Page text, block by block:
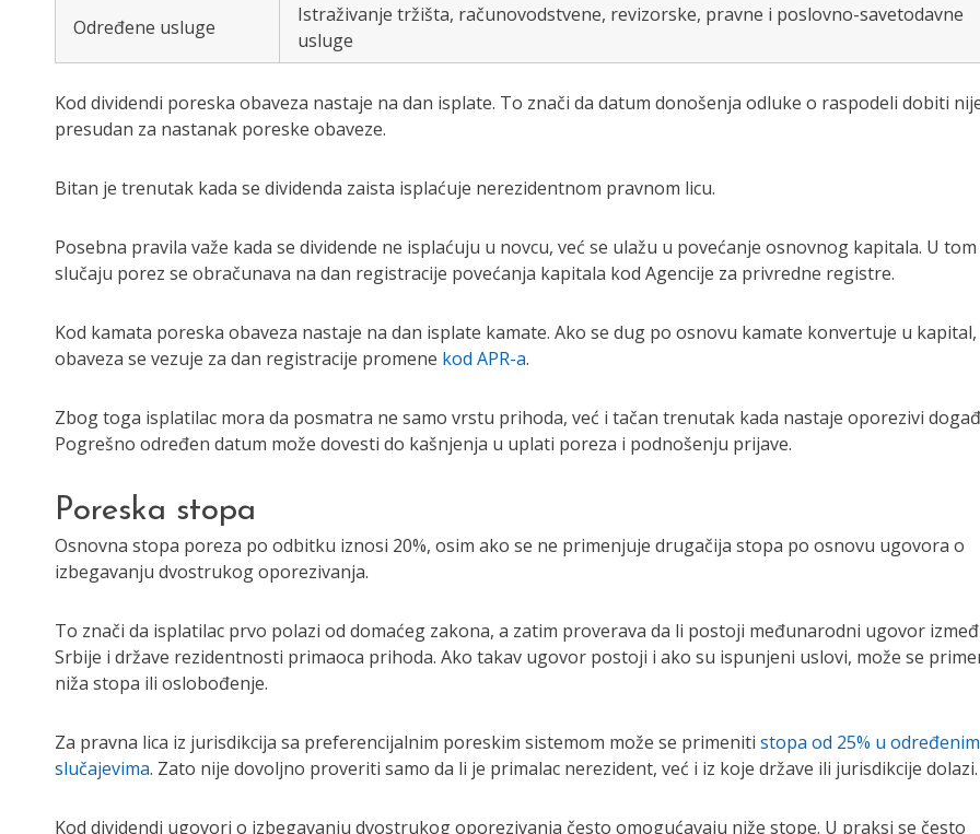
Određene usluge
Istraživanje tržišta, računovodstvene, revizorske, pravne i poslovno-savetodavne
usluge
Kod dividendi poreska obaveza nastaje na dan isplate. To znači da datum donošenja odluke o raspodeli dobiti
presudan za nastanak poreske obaveze.
Bitan je trenutak kada se dividenda zaista isplaćuje nerezidentnom pravnom licu.
Posebna pravila važe kada se dividende ne isplaćuju u novcu, već se ulažu u povećanje osnovnog kapitala. U tom
slučaju porez se obračunava na dan registracije povećanja kapitala kod Agencije za privredne registre.
Kod kamata poreska obaveza nastaje na dan isplate kamate. Ako se dug po osnovu kamate konvertuje u kapital,
obaveza se vezuje za dan registracije promene kod APR-a.
Zbog toga isplatilac mora da posmatra ne samo vrstu prihoda, već i tačan trenutak kada nastaje oporezivi
Pogrešno određen datum može dovesti do kašnjenja u uplati poreza i podnošenju prijave.
Poreska stopa
Osnovna stopa poreza po odbitku iznosi 20%, osim ako se ne primenjuje drugačija stopa po osnovu ugovora o
izbegavanju dvostrukog oporezivanja.
To znači da isplatilac prvo polazi od domaćeg zakona, a zatim proverava da li postoji međunarodni ugovor
Srbije i države rezidentnosti primaoca prihoda. Ako takav ugovor postoji i ako su ispunjeni uslovi, može se
niža stopa ili oslobođenje.
Za pravna lica iz jurisdikcija sa preferencijalnim poreskim sistemom može se primeniti stopa od 25% u određenim
slučajevima. Zato nije dovoljno proveriti samo da li je primalac nerezident, već i iz koje države ili jurisdikcije dolazi.
Kod dividendi ugovori o izbegavanju dvostrukog oporezivanja često omogućavaju niže stope. U praksi se često